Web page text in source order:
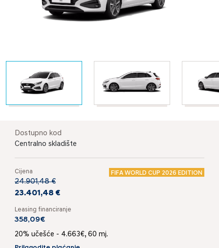
Dostupno kod
Centralno skladište
Cijena FIFA WORLD CUP 2026 EDITION
24.901,48 €
23.401,48 €
Leasing financiranje
358,09€
20% učešće - 4.663€, 60 mj.